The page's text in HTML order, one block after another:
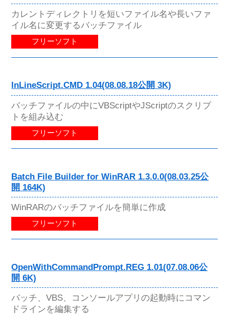
カレントディレクトリを短いファイル名や長いファ
イル名に変更するバッチファイル
フリーソフト
InLineScript.CMD 1.04(08.08.18公開 3K)
バッチファイルの中にVBScriptやJScriptのスクリプ
トを組み込む
フリーソフト
Batch File Builder for WinRAR 1.3.0.0(08.03.25公
開 164K)
WinRARのバッチファイルを簡単に作成
フリーソフト
OpenWithCommandPrompt.REG 1.01(07.08.06公
開 6K)
バッチ、VBS、コンソールアプリの起動時にコマン
ドラインを編集する